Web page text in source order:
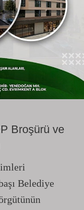
bugün
Kalem
sıralarında
değil, "siyasi
ortaya
Broşürü ve
Belediye